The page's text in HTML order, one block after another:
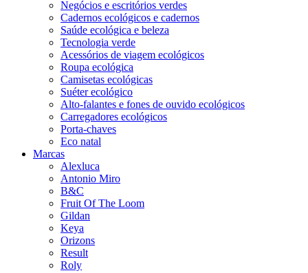
Negócios e escritórios verdes
Cadernos ecológicos e cadernos
Saúde ecológica e beleza
Tecnologia verde
Acessórios de viagem ecológicos
Roupa ecológica
Camisetas ecológicas
Suéter ecológico
Alto-falantes e fones de ouvido ecológicos
Carregadores ecológicos
Porta-chaves
Eco natal
Marcas
Alexluca
Antonio Miro
B&C
Fruit Of The Loom
Gildan
Keya
Orizons
Result
Roly